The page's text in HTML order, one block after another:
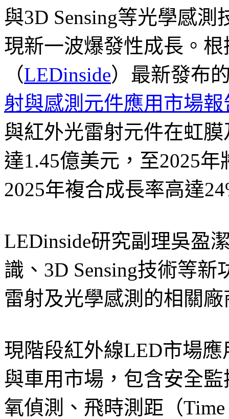
與3D Sensing等光學感
現新一波爆發性成長。根
（LEDinside）最新發布
射與感測元件應用市場報
與紅外光雷射元件在虹
達1.45億美元，至2025
2025年複合成長率高達
LEDinside研究副理吳盈
識、3D Sensing技術等
雷射及光學感測的相關
現階段紅外線LED市場
與車用市場，包含安全
氧偵測、飛時測距（